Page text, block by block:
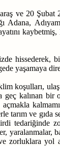
ve 20 Şubat
Adana,
hissederek,
yaşamaya
koşulları,
geç kalınan
tarım ve
tedariğinde
yaralanmalar,
zorluklara yol